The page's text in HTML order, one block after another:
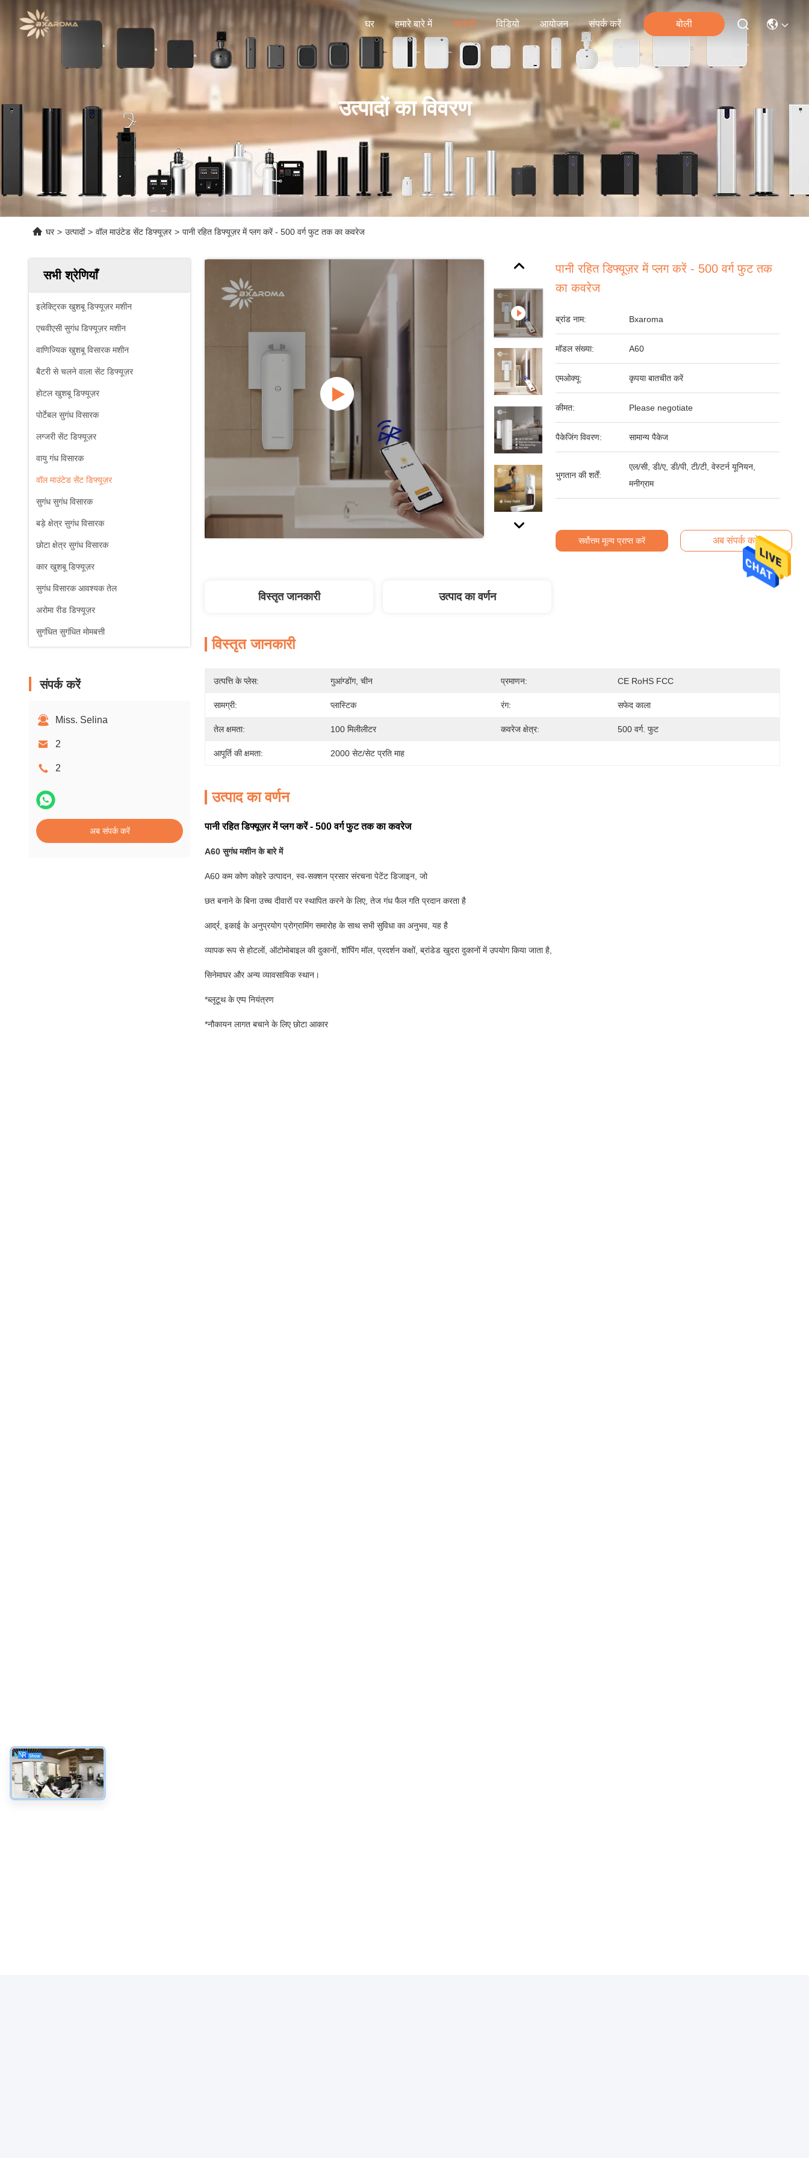
घर हमारे बारे में उत्पादों विडियो आयोजन संपर्क करें बोली
उत्पादों का विवरण
घर > उत्पादों > वॉल माउंटेड सेंट डिफ्यूज़र > पानी रहित डिफ्यूज़र में प्लग करें - 500 वर्ग फुट तक का कवरेज
सभी श्रेणियाँ
इलेक्ट्रिक खुशबू डिफ्यूज़र मशीन
एचवीएसी सुगंध डिफ्यूज़र मशीन
वाणिज्यिक खुशबू विसारक मशीन
बैटरी से चलने वाला सेंट डिफ्यूज़र
होटल खुशबू डिफ्यूज़र
पोर्टेबल सुगंध विसारक
लग्जरी सेंट डिफ्यूज़र
वायु गंध विसारक
वॉल माउंटेड सेंट डिफ्यूज़र
सुगंध सुगंध विसारक
बड़े क्षेत्र सुगंध विसारक
छोटा क्षेत्र सुगंध विसारक
कार खुशबू डिफ्यूज़र
सुगंध विसारक आवश्यक तेल
अरोमा रीड डिफ्यूज़र
सुगंधित सुगंधित मोमबत्ती
संपर्क करें
Miss. Selina
2
2
अब संपर्क करें
पानी रहित डिफ्यूज़र में प्लग करें - 500 वर्ग फुट तक
का कवरेज
ब्रांड नाम: Bxaroma
मॉडल संख्या: A60
एमओक्यू: कृपया बातचीत करें
कीमत: Please negotiate
पैकेजिंग विवरण: सामान्य पैकेज
भुगतान की शर्तें:
एल/सी, डी/ए, डी/पी, टी/टी, वेस्टर्न यूनियन,
मनीग्राम
सर्वोत्तम मूल्य प्राप्त करें अब संपर्क करें
विस्तृत जानकारी उत्पाद का वर्णन
विस्तृत जानकारी
उत्पत्ति के प्लेस: गुआंग्डोंग, चीन प्रमाणन: CE RoHS FCC
सामग्री: प्लास्टिक रंग: सफेद काला
तेल क्षमता: 100 मिलीलीटर कवरेज क्षेत्र: 500 वर्ग. फुट
आपूर्ति की क्षमता: 2000 सेट/सेट प्रति माह
उत्पाद का वर्णन
पानी रहित डिफ्यूज़र में प्लग करें - 500 वर्ग फुट तक का कवरेज
A60 सुगंध मशीन के बारे में
A60 कम कोण कोहरे उत्पादन, स्व-सक्शन प्रसार संरचना पेटेंट डिजाइन, जो
छत बनाने के बिना उच्च दीवारों पर स्थापित करने के लिए, तेज गंध फैल गति प्रदान करता है
आर्द्र, इकाई के अनुप्रयोग प्रोग्रामिंग समारोह के साथ सभी सुविधा का अनुभव, यह है
व्यापक रूप से होटलों, ऑटोमोबाइल की दुकानों, शॉपिंग मॉल, प्रदर्शन कक्षों, ब्रांडेड खुदरा दुकानों में उपयोग किया जाता है,
सिनेमाघर और अन्य व्यावसायिक स्थान।
*ब्लूटूथ के एप्प नियंत्रण
*नौकायन लागत बचाने के लिए छोटा आकार